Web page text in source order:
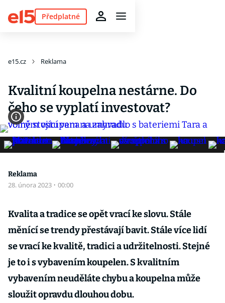
Předplatné
e15.cz Reklama
Kvalitní koupelna nestárne. Do
čeho se vyplatí investovat?
Reklama
28. února 2023 · 00:00
Kvalita a tradice se opět vrací ke slovu. Stále
měnící se trendy přestávají bavit. Stále více lidí
se vrací ke kvalitě, tradici a udržitelnosti. Stejné
je to i s vybavením koupelen. S kvalitním
vybavením neuděláte chybu a koupelna může
sloužit opravdu dlouhou dobu.